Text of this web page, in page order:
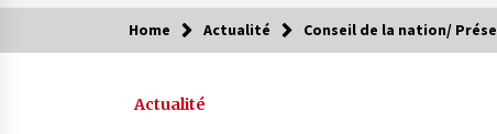
Contes de chez nous
Home Actualité Conseil de la nation/
Actualité